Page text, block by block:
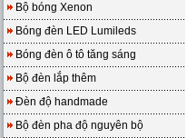
Bộ bóng Xenon
Bóng đèn LED Lumileds
Bóng đèn ô tô tăng sáng
Bộ đèn lắp thêm
Đèn độ handmade
Bộ đèn pha độ nguyên bộ